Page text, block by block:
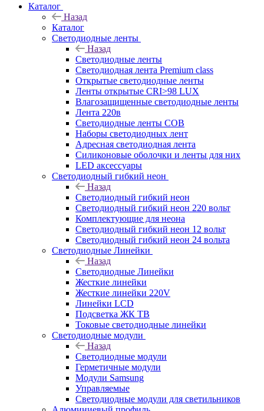
Каталог
Назад
Каталог
Светодиодные ленты
Назад
Светодиодные ленты
Светодиодная лента Premium class
Открытые светодиодные ленты
Ленты открытые CRI>98 LUX
Влагозащищенные светодиодные ленты
Лента 220в
Светодиодные ленты COB
Наборы светодиодных лент
Адресная светодиодная лента
Силиконовые оболочки и ленты для них
LED аксессуары
Светодиодный гибкий неон
Назад
Светодиодный гибкий неон
Светодиодный гибкий неон 220 вольт
Комплектующие для неона
Светодиодный гибкий неон 12 вольт
Светодиодный гибкий неон 24 вольта
Светодиодные Линейки
Назад
Светодиодные Линейки
Жесткие линейки
Жесткие линейки 220V
Линейки LCD
Подсветка ЖК ТВ
Токовые светодиодные линейки
Светодиодные модули
Назад
Светодиодные модули
Герметичные модули
Модули Samsung
Управляемые
Светодиодные модули для светильников